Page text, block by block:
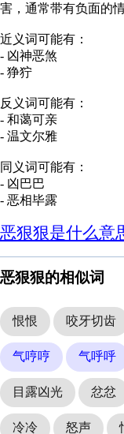
害，通常带有负面的情
近义词可能有：
- 凶神恶煞
- 狰狞
反义词可能有：
- 和蔼可亲
- 温文尔雅
同义词可能有：
- 凶巴巴
- 恶相毕露
恶狠狠是什么意
恶狠狠的相似词
恨恨 咬牙切齿
气哼哼 气呼呼
目露凶光 忿忿
冷冷 怒声